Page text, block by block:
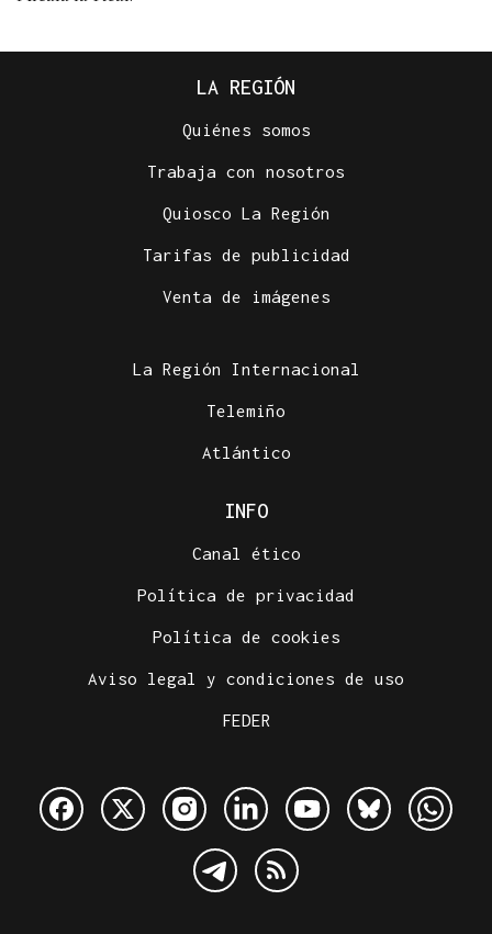
LA REGIÓN
Quiénes somos
Trabaja con nosotros
Quiosco La Región
Tarifas de publicidad
Venta de imágenes
La Región Internacional
Telemiño
Atlántico
INFO
Canal ético
Política de privacidad
Política de cookies
Aviso legal y condiciones de uso
FEDER